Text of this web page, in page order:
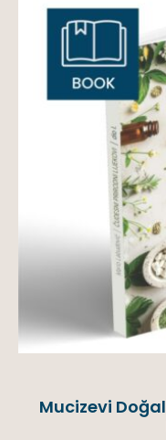
Mucizevi